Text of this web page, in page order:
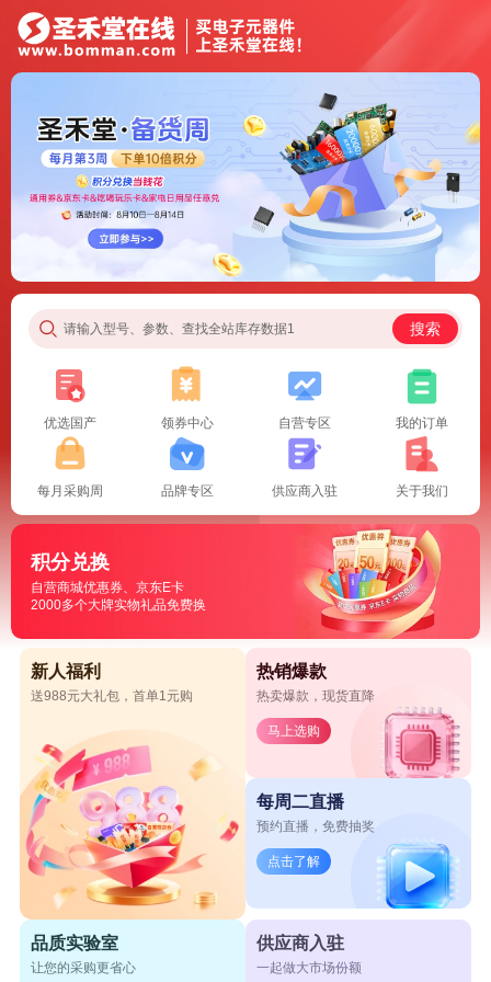
请输入型号、参数、查找全站库存数据1 搜索
优选国产 领券中心 自营专区 我的订单
每月采购周 品牌专区 供应商入驻 关于我们
积分兑换
自营商城优惠券、京东E卡
2000多个大牌实物礼品免费换
新人福利
送988元大礼包，首单1元购
热销爆款
热卖爆款，现货直降
马上选购
每周二直播
预约直播，免费抽奖
点击了解
品质实验室
让您的采购更省心
供应商入驻
一起做大市场份额